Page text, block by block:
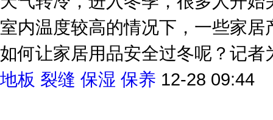
天气转冷，进入冬季，很多人开
室内温度较高的情况下，一些家
如何让家居用品安全过冬呢？记者
地板 裂缝 保湿 保养